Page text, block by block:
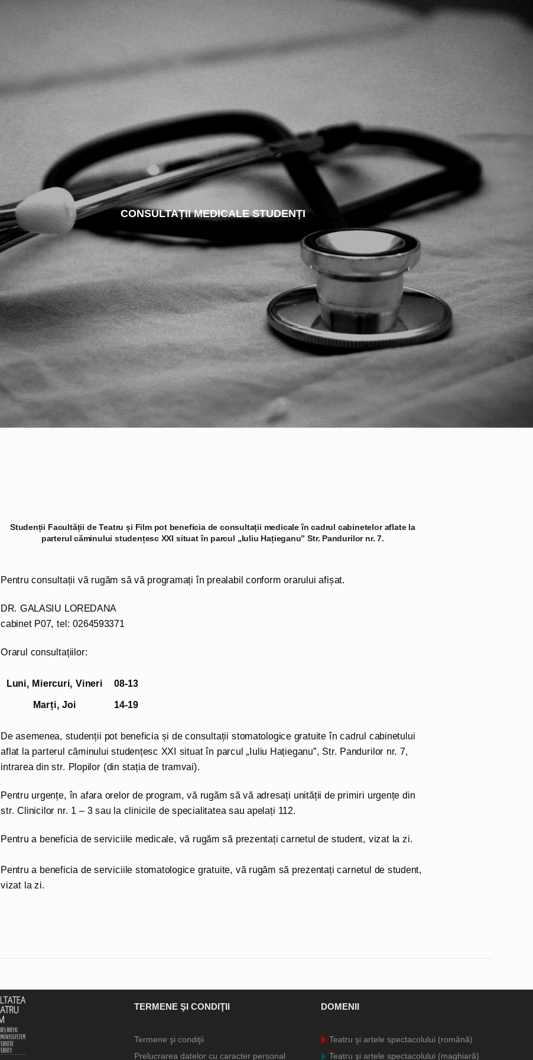
CONSULTAȚII MEDICALE STUDENȚI
Studenții Facultății de Teatru și Film pot beneficia de consultații medicale în cadrul cabinetelor aflate la
parterul căminului studențesc XXI situat în parcul „Iuliu Hațieganu” Str. Pandurilor nr. 7.
Pentru consultații vă rugăm să vă programați în prealabil conform orarului afișat.
DR. GALASIU LOREDANA
cabinet P07, tel: 0264593371
Orarul consultațiilor:
Luni, Miercuri, Vineri
08-13
Marți, Joi
14-19
De asemenea, studenții pot beneficia și de consultații stomatologice gratuite în cadrul cabinetului
aflat la parterul căminului studențesc XXI situat în parcul „Iuliu Hațieganu”, Str. Pandurilor nr. 7,
intrarea din str. Plopilor (din stația de tramvai).
Pentru urgențe, în afara orelor de program, vă rugăm să vă adresați unității de primiri urgențe din
str. Clinicilor nr. 1 – 3 sau la clinicile de specialitatea sau apelați 112.
Pentru a beneficia de serviciile medicale, vă rugăm să prezentați carnetul de student, vizat la zi.
Pentru a beneficia de serviciile stomatologice gratuite, vă rugăm să prezentați carnetul de student,
vizat la zi.
TERMENE ŞI CONDIŢII
Termene şi condiţii
Prelucrarea datelor cu caracter personal
DOMENII
Teatru şi artele spectacolului (română)
Teatru şi artele spectacolului (maghiară)